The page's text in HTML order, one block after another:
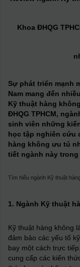
Khoa ĐHQG
Sự phát triển mạnh
Nam mang đến
Kỹ thuật hàng
ĐHQG TPHCM,
sinh viên những
học tập nghiên cứu
hàng không ưu tú
tiết ngành này
Tìm hiểu ngành Kỹ thuật
1. Ngành Kỹ thuật
Kỹ thuật hàng không
đảm bảo các yếu tố
bay một cách trực
cung cấp các kiến